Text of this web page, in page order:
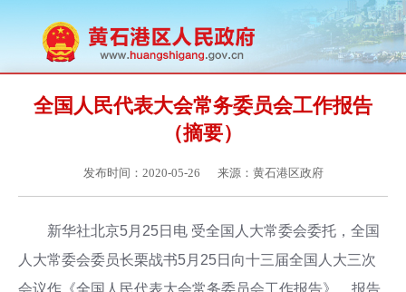
全国人民代表大会常务委员会工作报告
（摘要）
发布时间：2020-05-26 来源：黄石港区政府
新华社北京5月25日电 受全国人大常委会委托，全国
人大常委会委员长栗战书5月25日向十三届全国人大三次
会议作《全国人民代表大会常务委员会工作报告》。报告